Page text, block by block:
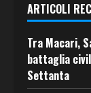
ARTICOLI
Tra Macari,
battaglia
Settanta